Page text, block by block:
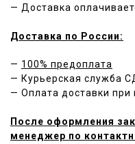
— Доставка
Доставка по России:
— 100% предоплата
— Курьерская служба
— Оплата доставки при
После оформления
менеджер по